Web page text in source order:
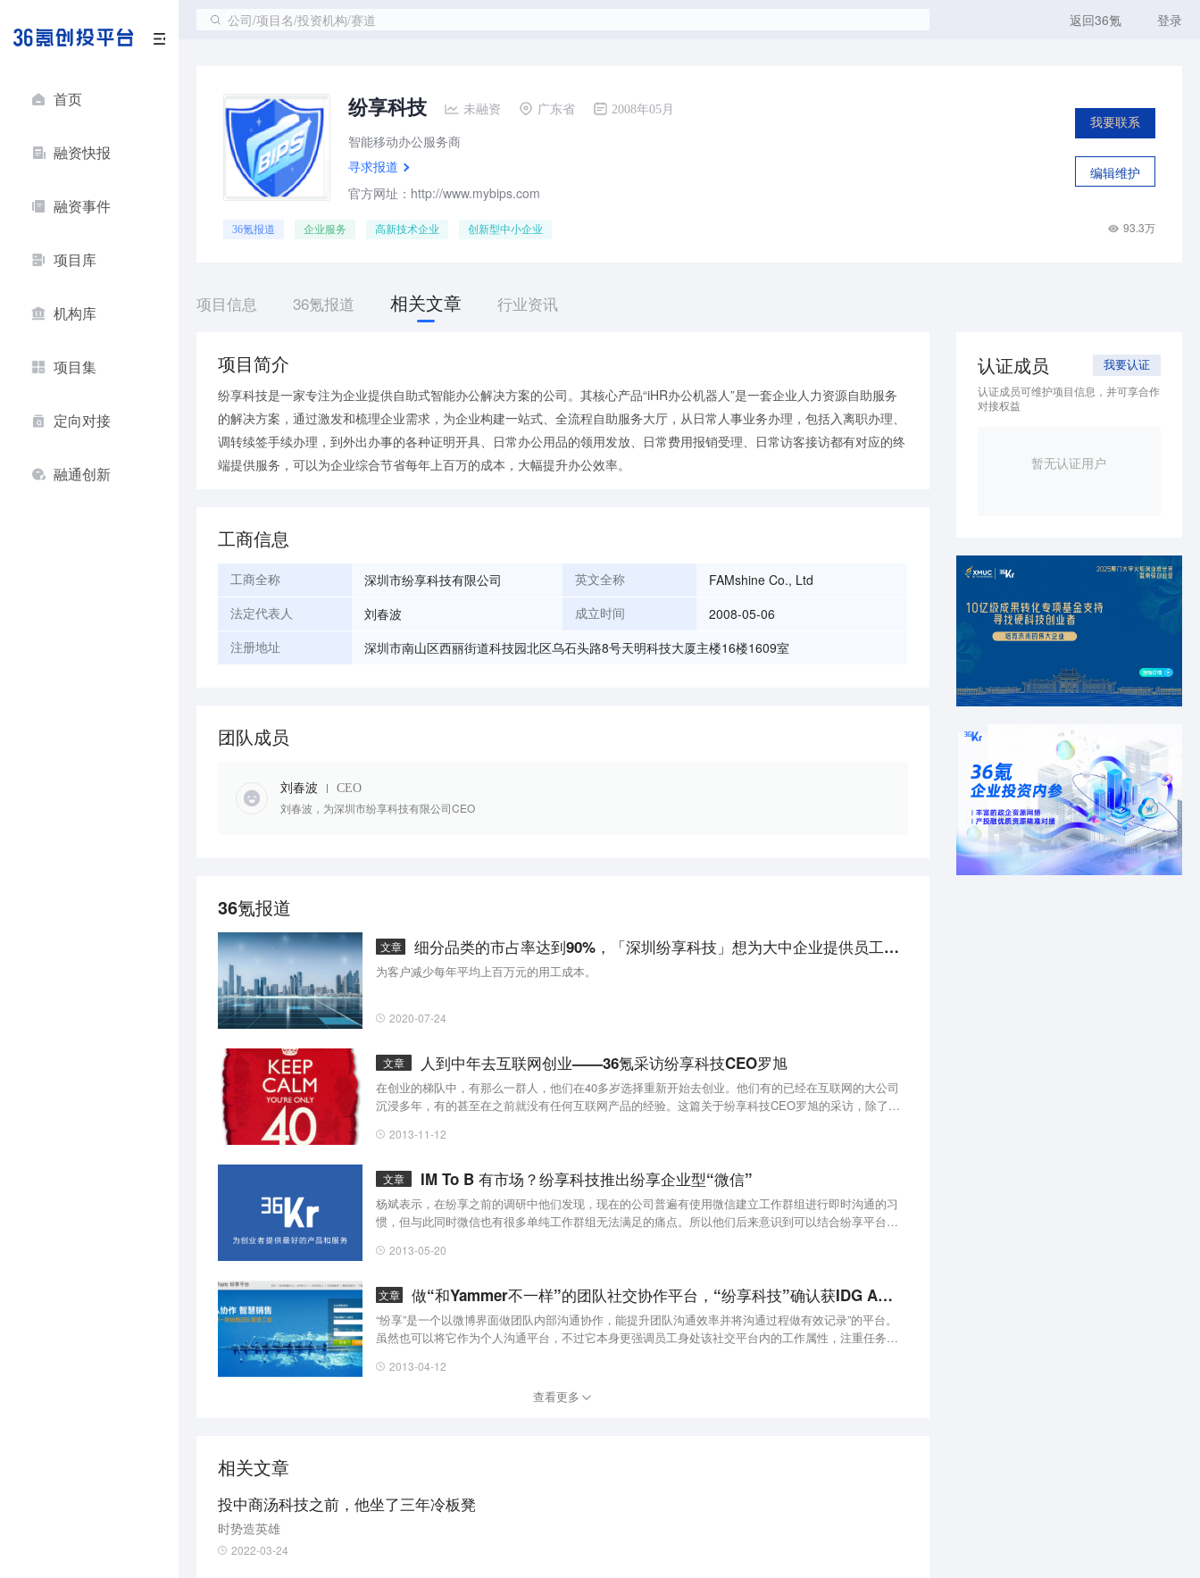
首页
融资快报
融资事件
项目库
机构库
项目集
定向对接
融通创新
公司/项目名/投资机构/赛道 返回36氪 登录
纷享科技 未融资 广东省 2008年05月
智能移动办公服务商
寻求报道
官方网址：http://www.mybips.com
我要联系
编辑维护
36氪报道 企业服务 高新技术企业 创新型中小企业 93.3万
项目信息 36氪报道 相关文章 行业资讯
项目简介
纷享科技是一家专注为企业提供自助式智能办公解决方案的公司。其核心产品“iHR办公机器人”是一套企业人力资源自助服务
的解决方案，通过激发和梳理企业需求，为企业构建一站式、全流程自助服务大厅，从日常人事业务办理，包括入离职办理、
调转续签手续办理，到外出办事的各种证明开具、日常办公用品的领用发放、日常费用报销受理、日常访客接访都有对应的终
端提供服务，可以为企业综合节省每年上百万的成本，大幅提升办公效率。
工商信息
工商全称 深圳市纷享科技有限公司 英文全称 FAMshine Co., Ltd
法定代表人 刘春波 成立时间 2008-05-06
注册地址 深圳市南山区西丽街道科技园北区乌石头路8号天明科技大厦主楼16楼1609室
团队成员
刘春波 CEO
刘春波，为深圳市纷享科技有限公司CEO
36氪报道
文章 细分品类的市占率达到90%，「深圳纷享科技」想为大中企业提供员工人事自助服务终端
为客户减少每年平均上百万元的用工成本。
2020-07-24
文章 人到中年去互联网创业——36氪采访纷享科技CEO罗旭
在创业的梯队中，有那么一群人，他们在40多岁选择重新开始去创业。他们有的已经在互联网的大公司
沉浸多年，有的甚至在之前就没有任何互联网产品的经验。这篇关于纷享科技CEO罗旭的采访，除了想
是我们年轻创业者还没意识到却需要做到的？
2013-11-12
文章 IM To B 有市场？纷享科技推出纷享企业型“微信”
杨斌表示，在纷享之前的调研中他们发现，现在的公司普遍有使用微信建立工作群组进行即时沟通的习
惯，但与此同时微信也有很多单纯工作群组无法满足的痛点。所以他们后来意识到可以结合纷享平台本
2013-05-20
文章 做“和Yammer不一样”的团队社交协作平台，“纷享科技”确认获IDG A轮投资，金额据传300万美元
“纷享”是一个以微博界面做团队内部沟通协作，能提升团队沟通效率并将沟通过程做有效记录”的平台。
虽然也可以将它作为个人沟通平台，不过它本身更强调员工身处该社交平台内的工作属性，注重任务的
讯企业QQ达成合作。
2013-04-12
查看更多
相关文章
投中商汤科技之前，他坐了三年冷板凳
时势造英雄
2022-03-24
认证成员 我要认证
认证成员可维护项目信息，并可享合作
对接权益
暂无认证用户